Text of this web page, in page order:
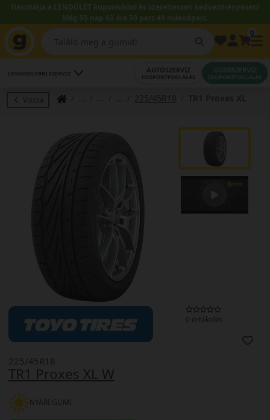
Használja a LENDÜLET kuponkódot és szereltessen kedvezményesen!
Még 55 nap 03 óra 50 perc 48 másodperc.
LEGKÖZELEBBI SZERVIZ AUTÓSZERVIZ
IDŐPONTFOGLALÁS
GUMISZERVIZ
IDŐPONTFOGLALÁS
Vissza 225/45R18
0 értékelés
TR1 Proxes XL W
225/45R18
NYÁRI GUMI